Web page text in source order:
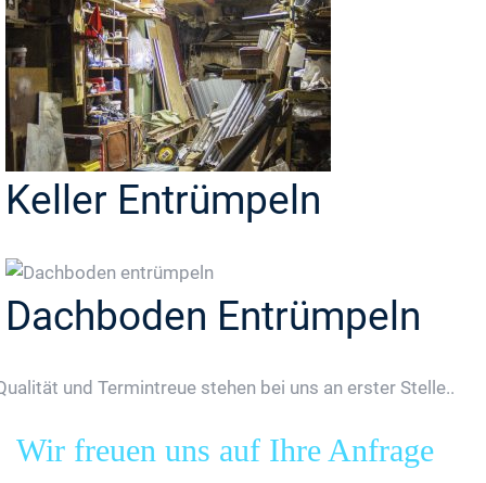
Keller Entrümpeln
Dachboden Entrümpeln
und Termintreue stehen bei uns an erster Stelle..
Wir freuen uns auf Ihre Anfrage